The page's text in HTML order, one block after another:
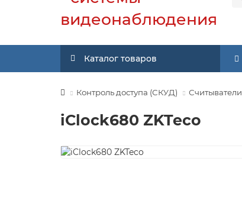
Каталог товаров
Контроль доступа (СКУД) Считыватели
iClock680 ZKTeco